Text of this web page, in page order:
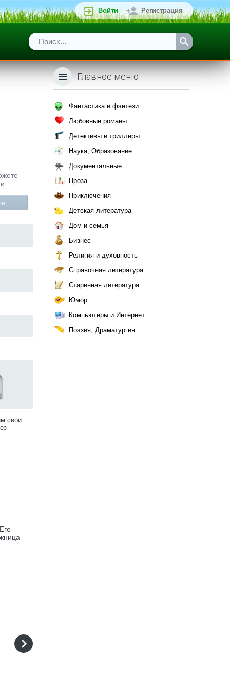
Войти Регистрация
свои
Главное меню
Фантастика и фэнтези
Любовные романы
Детективы и триллеры
Наука, Образование
Документальные
Проза
Приключения
Детская литература
Дом и семья
Бизнес
Религия и духовность
Справочная литература
Старинная литература
Юмор
Компьютеры и Интернет
Поэзия, Драматургия